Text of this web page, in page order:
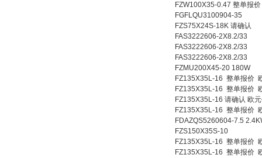
FZW100X35-0.47 整单报价
FGFLQU3100904-35
FZS75X24S-18K 请确认
FAS3222606-2X8.2/33
FAS3222606-2X8.2/33
FAS3222606-2X8.2/33
FZMU200X45-20 180W
FZ135X35L-16 整单报价
FZ135X35L-16 整单报价
FZ135X35L-16 请确认 欧
FZ135X35L-16 整单报价
FDAZQS5260604-7.5
FZS150X35S-10
FZ135X35L-16 整单报价
FZ135X35L-16 整单报价